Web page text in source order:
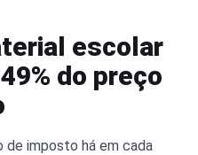
escolar
do preço
de imposto há em cada